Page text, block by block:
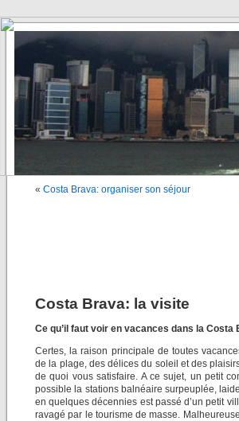
« Costa Brava: organiser son séjour
Costa Brava: la visite
Ce qu’il faut voir en vacances dans la Costa
Certes, la raison principale de toutes
de la plage, des délices du soleil et des
de quoi vous satisfaire. A ce sujet, un petit
possible la stations balnéaire surpeuplée,
en quelques décennies est passé d’un petit
ravagé par le tourisme de masse.